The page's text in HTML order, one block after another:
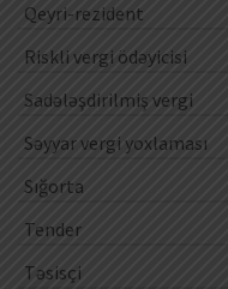
Qeyri-rezident
Riskli vergi ödəyicisi
Sadələşdirilmiş vergi
Səyyar vergi yoxlaması
Sığorta
Tender
Təsisçi